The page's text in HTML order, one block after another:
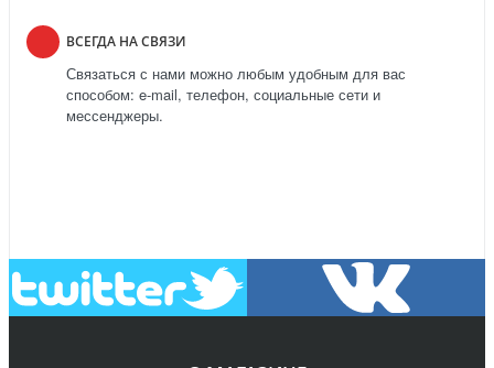
ВСЕГДА НА СВЯЗИ
Связаться с нами можно любым удобным для вас
способом: e-mail, телефон, социальные сети и
мессенджеры.